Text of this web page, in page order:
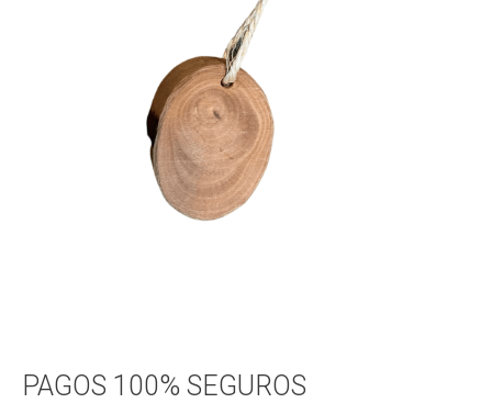
PAGOS 100% SEGUROS